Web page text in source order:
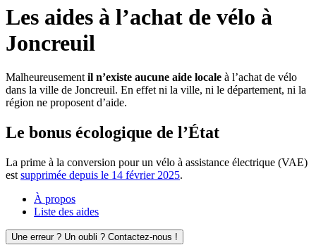
Les aides à l’achat de vélo à
Joncreuil
Malheureusement il n’existe aucune aide locale à l’achat de vélo
dans la ville de Joncreuil. En effet ni la ville, ni le département, ni la
région ne proposent d’aide.
Le bonus écologique de l’État
La prime à la conversion pour un vélo à assistance électrique (VAE)
est supprimée depuis le 14 février 2025.
À propos
Liste des aides
Une erreur ? Un oubli ? Contactez-nous !